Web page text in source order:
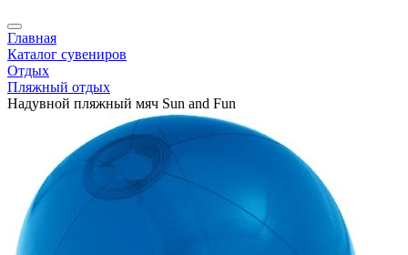
Главная
Каталог сувениров
Отдых
Пляжный отдых
Надувной пляжный мяч Sun and Fun